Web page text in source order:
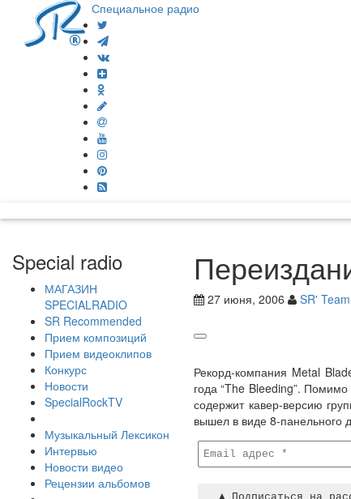
Специальное радио
Special radio
МАГАЗИН
SPECIALRADIO
SR Recommended
Прием композиций
Прием видеоклипов
Конкурс
Новости
SpecialRockTV
Музыкальный Лексикон
Интервью
Новости видео
Рецензии альбомов
27 июня, 2006 SR' Team
Рекорд-компания Metal
года “The Bleeding”.
содержит кавер-версию
вышел в виде 8-панельного